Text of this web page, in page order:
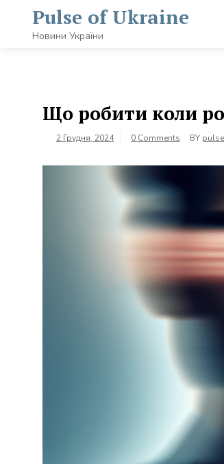
content
Pulse of Ukraine
Новини України
Що робити коли
2 Грудня, 2024 0 Comments BY pulse